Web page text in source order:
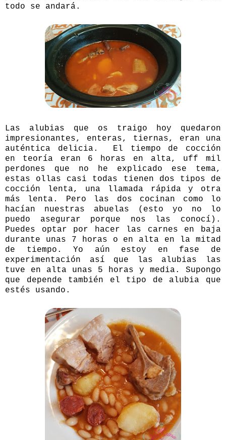
todo se andará.
Las alubias que os traigo hoy quedaron
impresionantes, enteras, tiernas, eran una
auténtica delicia.
El tiempo de cocción
en teoría eran 6 horas en alta, uff mil
perdones que no he explicado ese tema,
estas ollas casi todas tienen dos tipos de
cocción lenta, una llamada rápida y otra
más lenta. Pero las dos cocinan como lo
hacían nuestras abuelas (esto yo no lo
puedo asegurar porque nos las conocí).
Puedes optar por hacer las carnes en baja
durante unas 7 horas o en alta en la mitad
de tiempo. Yo aún estoy en fase de
experimentación así que las alubias las
tuve en alta unas 5 horas y media. Supongo
que depende también el tipo de alubia que
estés usando.